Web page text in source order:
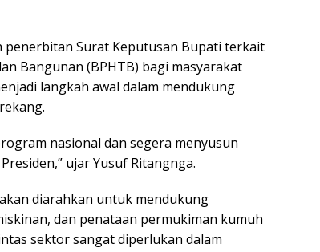
penerbitan Surat Keputusan Bupati terkait
Bangunan (BPHTB) bagi masyarakat
langkah awal dalam mendukung
nasional dan segera menyusun
ujar Yusuf Ritangnga.
diarahkan untuk mendukung
dan penataan permukiman kumuh
sektor sangat diperlukan dalam